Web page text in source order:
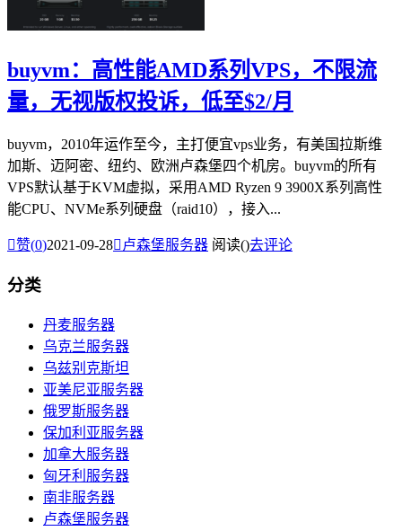
buyvm：高性能AMD系列VPS，不限流
量，无视版权投诉，低至$2/月
buyvm，2010年运作至今，主打便宜vps业务，有美国拉斯维
加斯、迈阿密、纽约、欧洲卢森堡四个机房。buyvm的所有
VPS默认基于KVM虚拟，采用AMD Ryzen 9 3900X系列高性
能CPU、NVMe系列硬盘（raid10），接入...
赞(0)2021-09-28卢森堡服务器 阅读()去评论
分类
丹麦服务器
乌克兰服务器
乌兹别克斯坦
亚美尼亚服务器
俄罗斯服务器
保加利亚服务器
加拿大服务器
匈牙利服务器
南非服务器
卢森堡服务器